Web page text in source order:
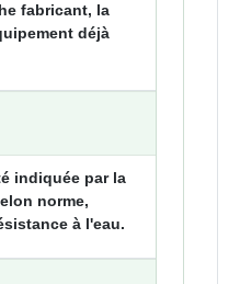
fabricant, la
déjà
indiquée par la
norme,
à l'eau.